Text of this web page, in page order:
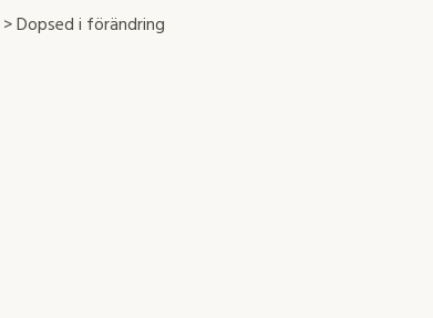
> Dopsed i förändring